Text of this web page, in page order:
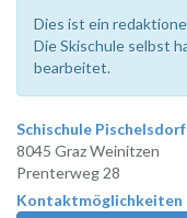
Dies ist ein
Die Skischule selbst
bearbeitet.
Schischule Pischelsdorf
8045 Graz Weinitzen
Prenterweg 28
Kontaktmöglichkeiten